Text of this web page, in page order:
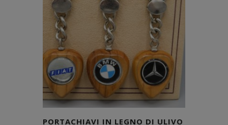
PORTACHIAVI IN LEGNO DI ULIVO